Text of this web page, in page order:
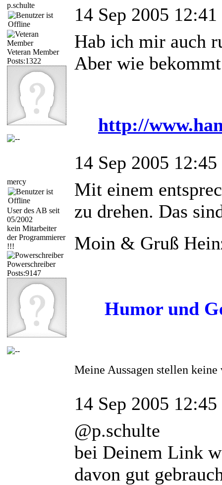
p.schulte
Veteran Member
Posts:1322
14 Sep 2005 12:41
Hab ich mir auch
Aber wie
http://
mercy
User des AB seit
05/2002
kein Mitarbeiter
der Programmierer
!!!
Powerschreiber
Posts:9147
14 Sep 2005 12:45
Mit einem
zu drehen. Das
Moin & Gruß
Humor und
Meine Aussagen stellen
14 Sep 2005 12:45
@p.schulte
bei Deinem Link
davon gut